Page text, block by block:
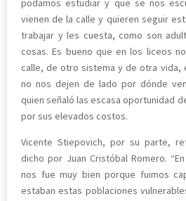
podamos estudiar y que se nos
vienen de la calle y quieren seguir
trabajar y les cuesta, como son
cosas. Es bueno que en los liceos
calle, de otro sistema y de otra vida,
no nos dejen de lado por dónde
quien señaló las escasa oportunidad
por sus elevados costos.
Vicente Stiepovich, por su parte,
dicho por Juan Cristóbal Romero.
nos fue muy bien porque fuimos
estaban estas poblaciones